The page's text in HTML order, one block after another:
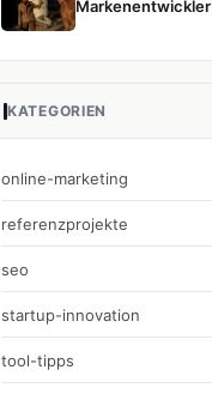
Markenentwickler
KATEGORIEN
online-marketing
referenzprojekte
seo
startup-innovation
tool-tipps